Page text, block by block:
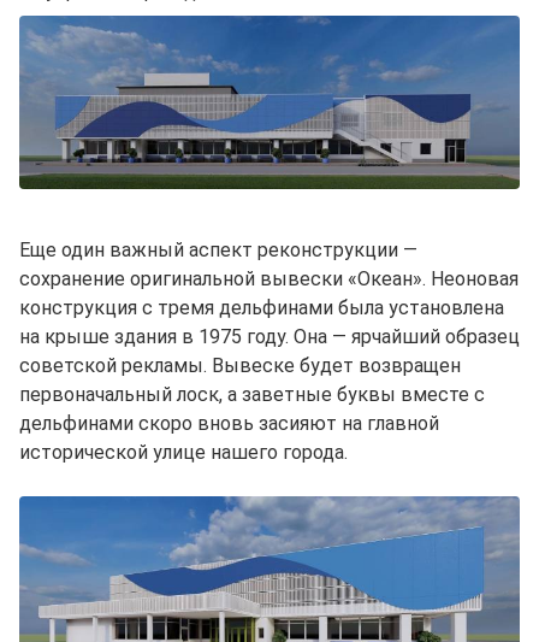
Еще один важный аспект реконструкции —
сохранение оригинальной вывески «Океан». Неоновая
конструкция с тремя дельфинами была установлена
на крыше здания в 1975 году. Она — ярчайший образец
советской рекламы. Вывеске будет возвращен
первоначальный лоск, а заветные буквы вместе с
дельфинами скоро вновь засияют на главной
исторической улице нашего города.